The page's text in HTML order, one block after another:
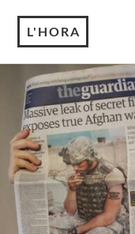
L'HORA